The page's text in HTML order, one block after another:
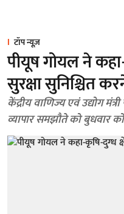
टॉप न्यूज़
पीयूष गोयल ने
सुरक्षा सुनिश्चित
केंद्रीय वाणिज्य एवं उद्योग
व्यापार समझौते को बुधवार को